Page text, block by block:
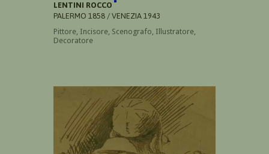
LENTINI ROCCO
PALERMO 1858 / VENEZIA 1943
Pittore, Incisore, Scenografo, Illustratore,
Decoratore